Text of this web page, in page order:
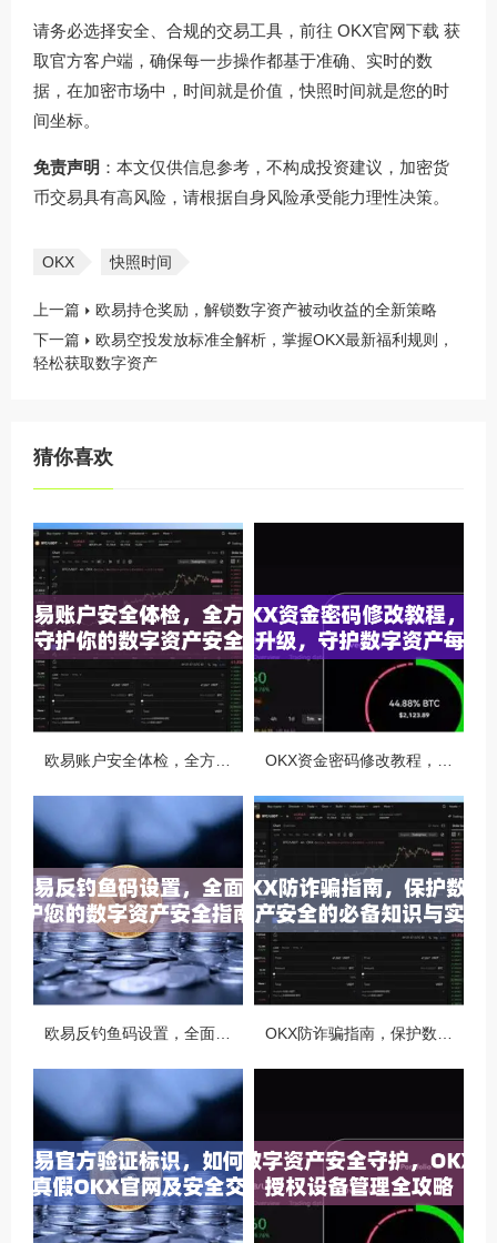
请务必选择安全、合规的交易工具，前往 OKX官网下载 获
取官方客户端，确保每一步操作都基于准确、实时的数
据，在加密市场中，时间就是价值，快照时间就是您的时
间坐标。
免责声明 ：本文仅供信息参考，不构成投资建议，加密货
币交易具有高风险，请根据自身风险承受能力理性决策。
OKX 快照时间
上一篇
欧易持仓奖励，解锁数字资产被动收益的全新策略
下一篇
欧易空投发放标准全解析，掌握OKX最新福利规则，
轻松获取数字资产
猜你喜欢